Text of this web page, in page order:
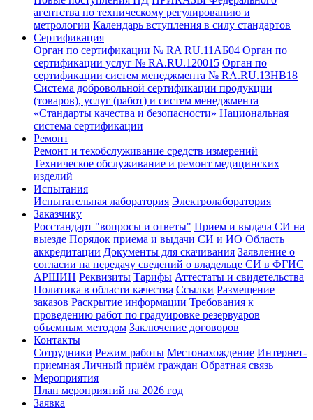
агентства по техническому регулированию и
метрологии Календарь вступления в силу стандартов
Сертификация
Орган по сертификации № RA RU.11АБ04 Орган по
сертификации услуг № RA.RU.120015 Орган по
сертификации систем менеджмента № RA.RU.13HB18
Система добровольной сертификации продукции
(товаров), услуг (работ) и систем менеджмента
«Стандарты качества и безопасности» Национальная
система сертификации
Ремонт
Ремонт и техобслуживание средств измерений
Техническое обслуживание и ремонт медицинских
изделий
Испытания
Испытательная лаборатория Электролаборатория
Заказчику
Росстандарт "вопросы и ответы" Прием и выдача СИ на
выезде Порядок приема и выдачи СИ и ИО Область
аккредитации Документы для скачивания Заявление о
согласии на передачу сведений о владельце СИ в ФГИС
АРШИН Реквизиты Тарифы Аттестаты и свидетельства
Политика в области качества Ссылки Размещение
заказов Раскрытие информации Требования к
проведению работ по градуировке резервуаров
объемным методом Заключение договоров
Контакты
Сотрудники Режим работы Местонахождение Интернет-
приемная Личный приём граждан Обратная связь
Мероприятия
План мероприятий на 2026 год
Заявка